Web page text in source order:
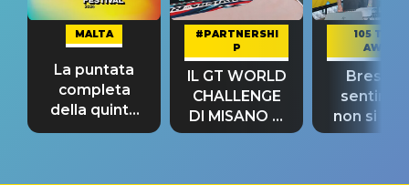
MALTA
La puntata
completa
della quinta
tappa
#PARTNERSHI
P
IL GT WORLD
CHALLENGE
DI MISANO si
riconferma
105 TAKE
AWAY
Bresh:
non si
fino alla